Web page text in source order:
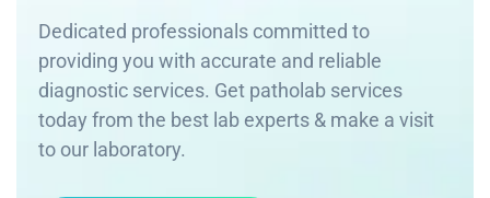
Dedicated professionals committed to
providing you with accurate and reliable
diagnostic services. Get patholab services
today from the best lab experts & make a visit
to our laboratory.